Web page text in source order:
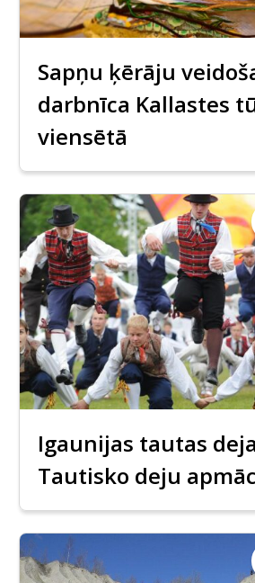
Sapņu ķērāju
darbnīca Kallastes
viensētā
Igaunijas tautas
Tautisko deju